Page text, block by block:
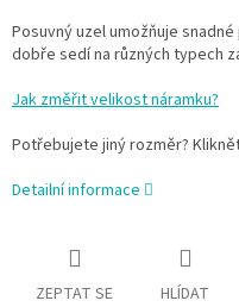
Posuvný uzel umožňuje
dobře sedí na různých typech
Jak změřit velikost náramku?
Potřebujete jiný rozměr?
Detailní informace
ZEPTAT SE HLÍDAT